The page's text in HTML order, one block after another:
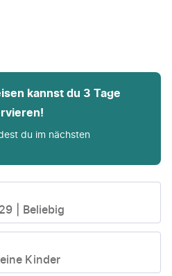
kannst du 3 Tage
du im nächsten
Beliebig
Kinder